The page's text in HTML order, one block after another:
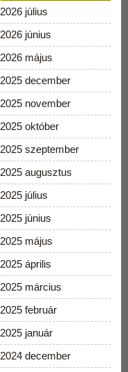
2026 július
2026 június
2026 május
2025 december
2025 november
2025 október
2025 szeptember
2025 augusztus
2025 július
2025 június
2025 május
2025 április
2025 március
2025 február
2025 január
2024 december